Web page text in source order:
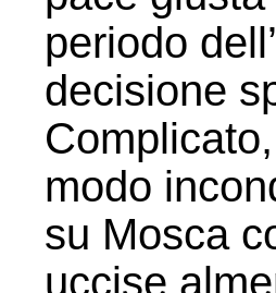
periodo
decisione
modo
su Mosca
uccise